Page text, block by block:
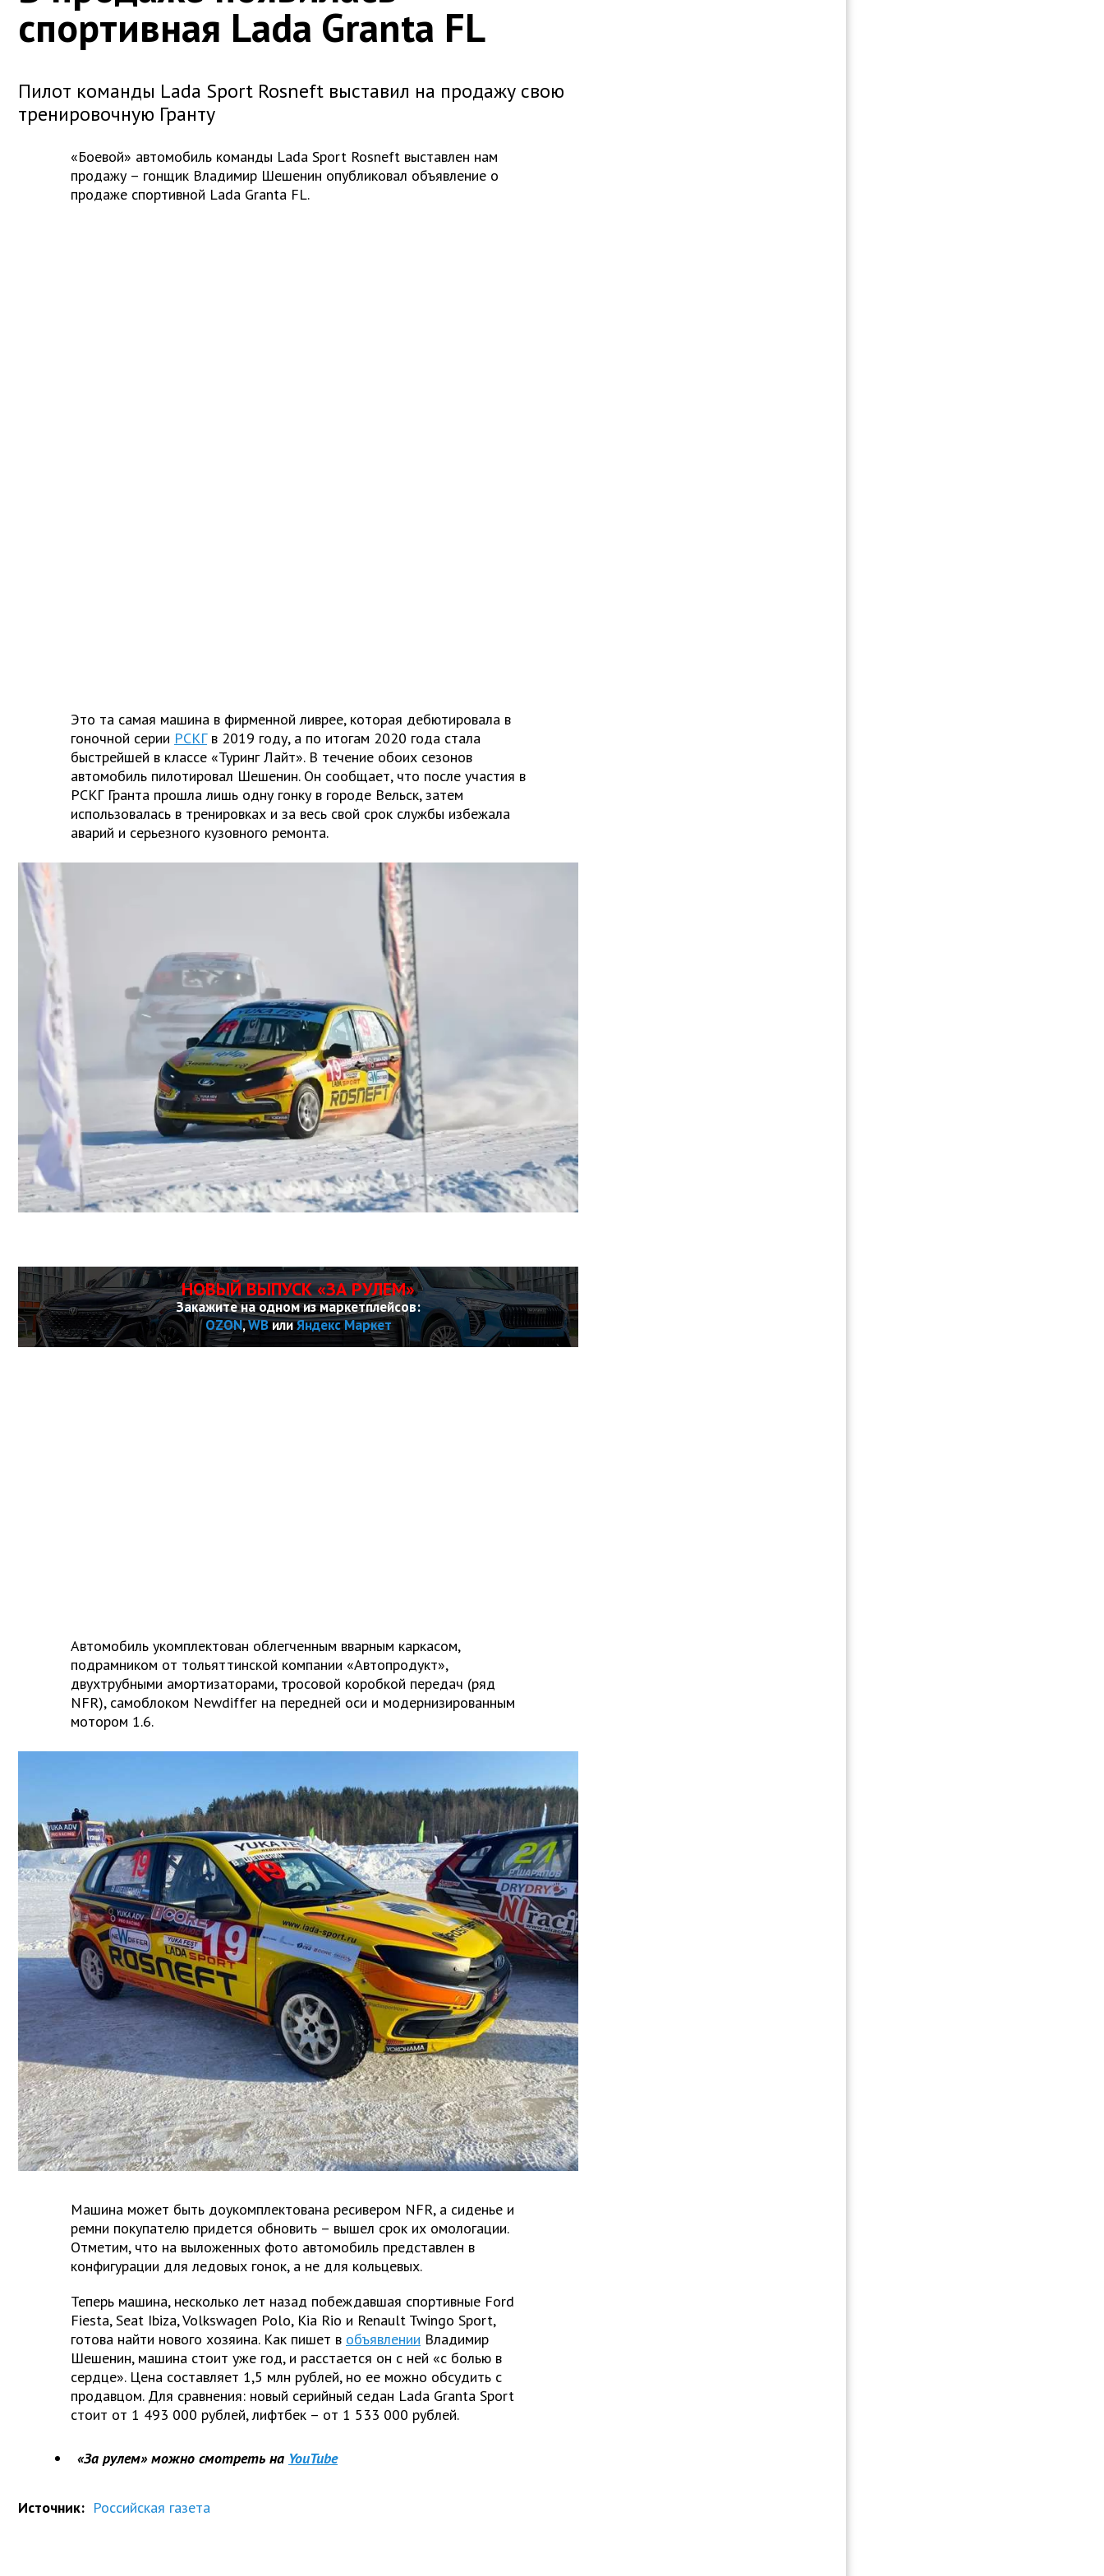
спортивная Lada Granta FL
Пилот команды Lada Sport Rosneft выставил на продажу свою
тренировочную Гранту
«Боевой» автомобиль команды Lada Sport Rosneft выставлен нам
продажу – гонщик Владимир Шешенин опубликовал объявление о
продаже спортивной Lada Granta FL.
Это та самая машина в фирменной ливрее, которая дебютировала в
гоночной серии РСКГв 2019 году, а по итогам 2020 года стала
быстрейшей в классе «Туринг Лайт». В течение обоих сезонов
автомобиль пилотировал Шешенин. Он сообщает, что после участия в
РСКГ Гранта прошла лишь одну гонку в городе Вельск, затем
использовалась в тренировках и за весь свой срок службы избежала
аварий и серьезного кузовного ремонта.
НОВЫЙ ВЫПУСК «ЗА РУЛЕМ»
Закажите на одном из маркетплейсов:
OZON,WBилиЯндекс Маркет
Автомобиль укомплектован облегченным вварным каркасом,
подрамником от тольяттинской компании «Автопродукт»,
двухтрубными амортизаторами, тросовой коробкой передач (ряд
NFR), самоблоком Newdiffer на передней оси и модернизированным
мотором 1.6.
Машина может быть доукомплектована ресивером NFR, а сиденье и
ремни покупателю придется обновить – вышел срок их омологации.
Отметим, что на выложенных фото автомобиль представлен в
конфигурации для ледовых гонок, а не для кольцевых.
Теперь машина, несколько лет назад побеждавшая спортивные Ford
Fiesta, Seat Ibiza, Volkswagen Polo, Kia Rio и Renault Twingo Sport,
готова найти нового хозяина. Как пишет в объявлении Владимир
Шешенин, машина стоит уже год, и расстается он с ней «с болью в
сердце». Цена составляет 1,5 млн рублей, но ее можно обсудить с
продавцом. Для сравнения: новый серийный седан Lada Granta Sport
стоит от 1 493 000 рублей, лифтбек – от 1 533 000 рублей.
«За рулем» можно смотреть на YouTube
Источник: Российская газета